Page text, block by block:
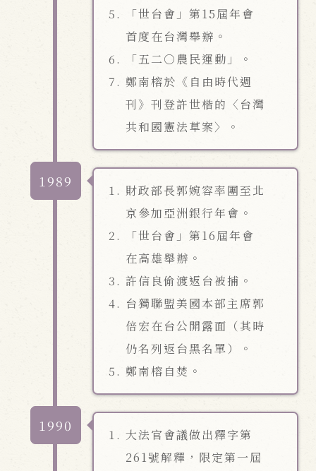
「世台會」第15屆年會
首度在台灣舉辦。
「五二○農民運動」。
鄭南榕於《自由時代週
刊》刊登許世楷的〈台灣
共和國憲法草案〉。
1989
財政部長郭婉容率團至北
京參加亞洲銀行年會。
「世台會」第16屆年會
在高雄舉辦。
許信良偷渡返台被捕。
台獨聯盟美國本部主席郭
倍宏在台公開露面（其時
仍名列返台黑名單）。
鄭南榕自焚。
1990
大法官會議做出釋字第
261號解釋，限定第一屆